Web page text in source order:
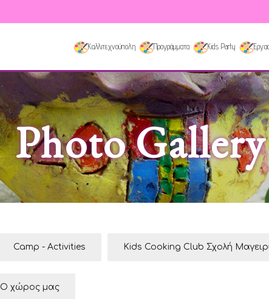
Καλλιτεχνούπολη Προγράμματα Kids Party
Photo Gallery
Camp - Activities Kids Cooking Club Σχολή
Ο χώρος μας